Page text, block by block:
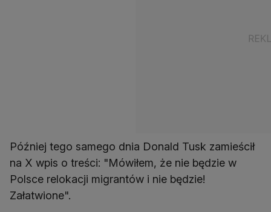
Później tego samego dnia Donald Tusk zamieścił
na X wpis o treści: "Mówiłem, że nie będzie w
Polsce relokacji migrantów i nie będzie!
Załatwione".